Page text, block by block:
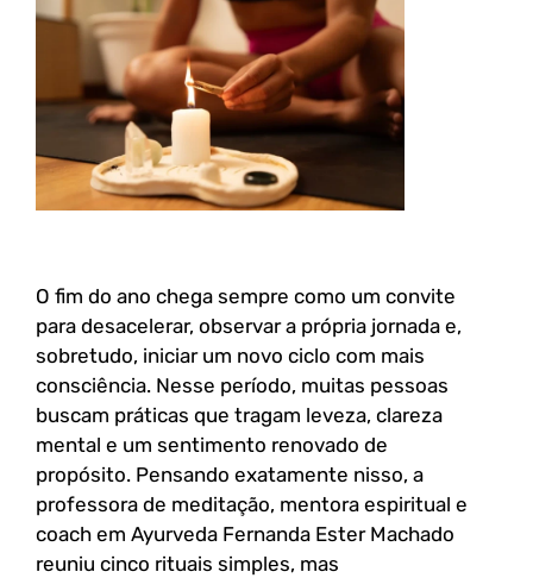
O fim do ano chega sempre como um convite
para desacelerar, observar a própria jornada e,
sobretudo, iniciar um novo ciclo com mais
consciência. Nesse período, muitas pessoas
buscam práticas que tragam leveza, clareza
mental e um sentimento renovado de
propósito. Pensando exatamente nisso, a
professora de meditação, mentora espiritual e
coach em Ayurveda Fernanda Ester Machado
reuniu cinco rituais simples, mas